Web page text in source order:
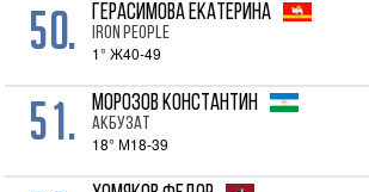
50. ГЕРАСИМОВА Екатерина
IRON PEOPLE
1° Ж40-49
51. МОРОЗОВ Константин
Акбузат
18° М18-39